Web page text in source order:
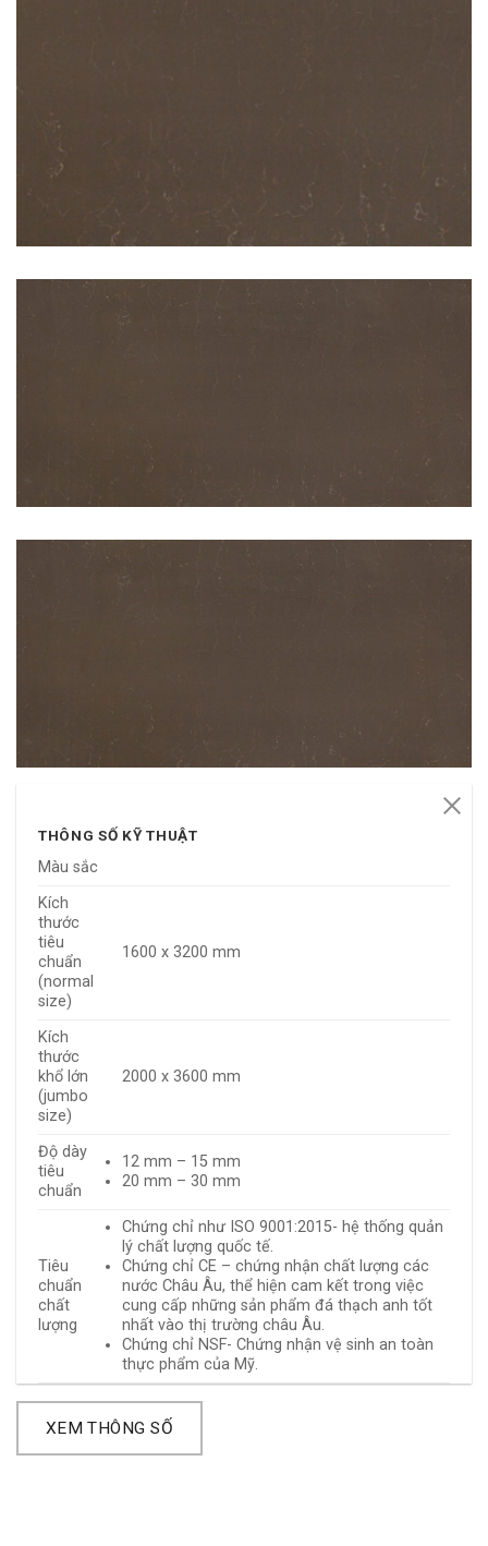
THÔNG SỐ KỸ THUẬT
Màu sắc
Kích
thước
tiêu
chuẩn
(normal
size)
1600 x 3200 mm
Kích
thước
khổ lớn
(jumbo
size)
2000 x 3600 mm
Độ dày
tiêu
chuẩn
12 mm – 15 mm
20 mm – 30 mm
Tiêu
chuẩn
chất
lượng
Chứng chỉ như ISO 9001:2015- hệ thống quản
lý chất lượng quốc tế.
Chứng chỉ CE – chứng nhận chất lượng các
nước Châu Âu, thể hiện cam kết trong việc
cung cấp những sản phẩm đá thạch anh tốt
nhất vào thị trường châu Âu.
Chứng chỉ NSF- Chứng nhận vệ sinh an toàn
thực phẩm của Mỹ.
XEM THÔNG SỐ